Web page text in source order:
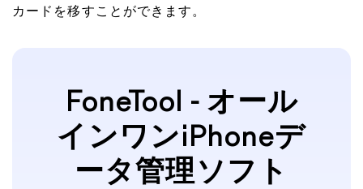
カードを移すことができます。
FoneTool - オール
インワンiPhoneデ
ータ管理ソフト